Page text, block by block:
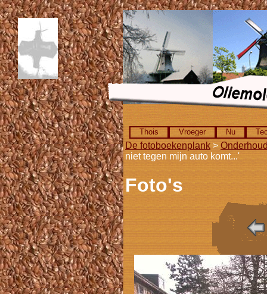
Thois Vroeger Nu
De fotoboekenplank >
niet tegen mijn auto komt...'
Foto's